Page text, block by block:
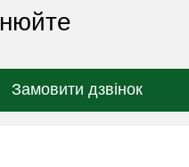
Замовити дзвінок